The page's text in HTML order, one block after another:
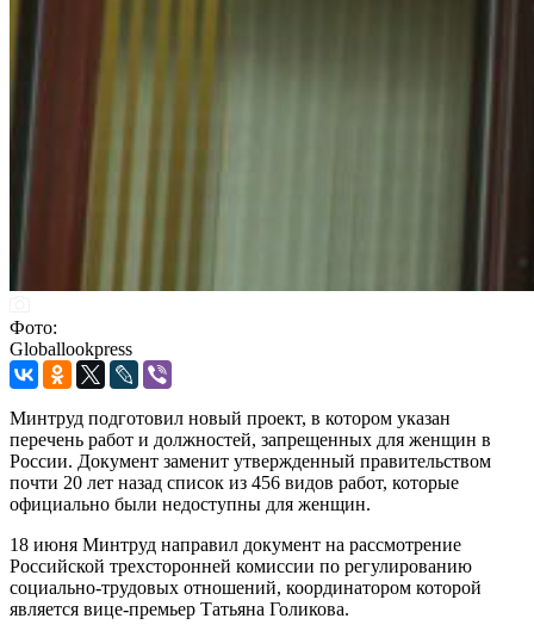
Фото:
Globallookpress
Минтруд подготовил новый проект, в котором указан
перечень работ и должностей, запрещенных для женщин в
России. Документ заменит утвержденный правительством
почти 20 лет назад список из 456 видов работ, которые
официально были недоступны для женщин.
18 июня Минтруд направил документ на рассмотрение
Российской трехсторонней комиссии по регулированию
социально-трудовых отношений, координатором которой
является вице-премьер Татьяна Голикова.